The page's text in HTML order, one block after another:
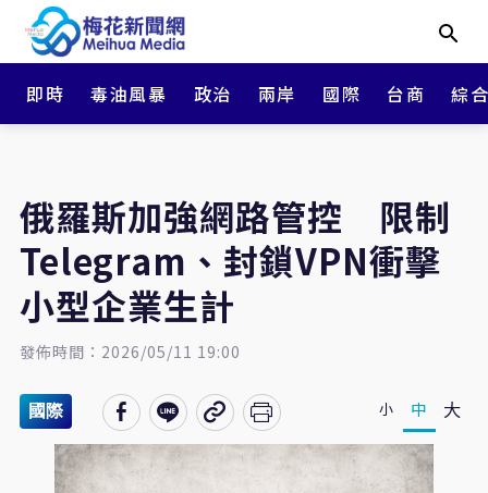
即時 毒油風暴 政治 兩岸 國際 台商 綜
俄羅斯加強網路管控 限制
Telegram、封鎖VPN衝擊
小型企業生計
發佈時間：2026/05/11 19:00
國際 小 中 大